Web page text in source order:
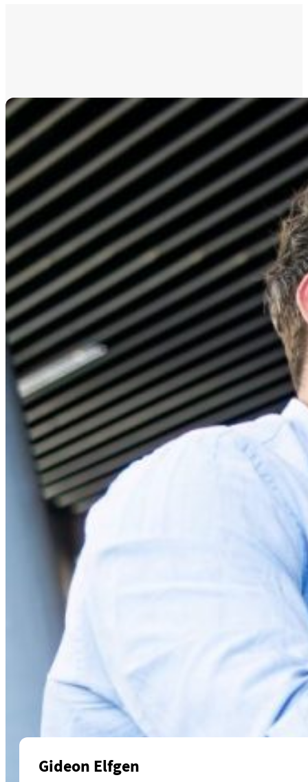
Gideon Elfgen